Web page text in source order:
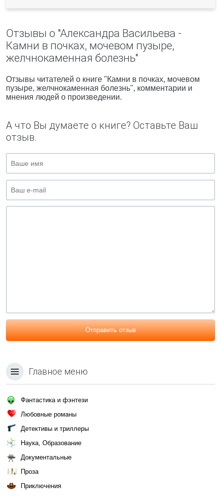
Отзывы о "Александра Васильева -
Камни в почках, мочевом пузыре,
желчнокаменная болезнь"
Отзывы читателей о книге "Камни в почках, мочевом
пузыре, желчнокаменная болезнь", комментарии и
мнения людей о произведении.
А что Вы думаете о книге? Оставьте Ваш
отзыв.
Отправить отзыв
Главное меню
Фантастика и фэнтези
Любовные романы
Детективы и триллеры
Наука, Образование
Документальные
Проза
Приключения